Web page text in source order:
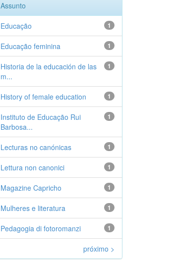
Assunto
1
Educação
1
Educação feminina
1
Historia de la educación de las
m...
1
History of female education
1
Instituto de Educação Rui
Barbosa...
1
Lecturas no canónicas
1
Lettura non canonici
1
Magazine Capricho
1
Mulheres e literatura
1
Pedagogia di fotoromanzi
próximo >